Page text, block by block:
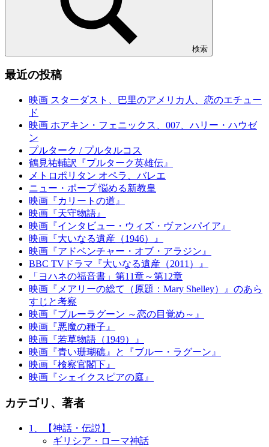
検索
最近の投稿
映画 スターダスト、巴里のアメリカ人、恋のエチュー
ド
映画 ホアキン・フェニックス、007、ハリー・ハウゼ
ン
プルターク / プルタルコス
鶴見祐輔訳『プルターク英雄伝』
メトロポリタン オペラ、バレエ
ニュー・ポープ 悩める新教皇
映画『カリートの道』
映画『天守物語』
映画『インタビュー・ウィズ・ヴァンパイア』
映画『大いなる遺産（1946）』
映画『アドベンチャー・オブ・アラジン』
BBC TVドラマ『大いなる遺産（2011）』
「ヨハネの福音書」第11章～第12章
映画『メアリーの総て（原題：Mary Shelley）』のあら
すじと考察
映画『ブルーラグーン ～恋の目覚め～』
映画『悪魔の種子』
映画『若草物語（1949）』
映画『青い珊瑚礁』と『ブルー・ラグーン』
映画『検察官閣下』
映画『シェイクスピアの庭』
カテゴリ、著者
1、【神話・伝説】
ギリシア・ローマ神話